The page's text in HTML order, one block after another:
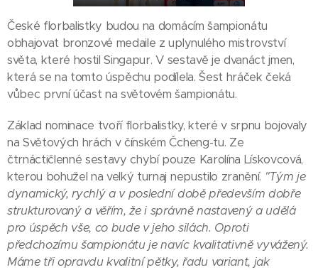
České florbalistky budou na domácím šampionátu
obhajovat bronzové medaile z uplynulého mistrovství
světa, které hostil Singapur. V sestavě je dvanáct jmen,
která se na tomto úspěchu podílela. Šest hráček čeká
vůbec první účast na světovém šampionátu.
Základ nominace tvoří florbalistky, které v srpnu bojovaly
na Světových hrách v čínském Čcheng-tu. Ze
čtrnáctičlenné sestavy chybí pouze Karolína Lískovcová,
kterou bohužel na velký turnaj nepustilo zranění. "Tým je
dynamický, rychlý a v poslední době především dobře
strukturovaný a věřím, že i správně nastavený a udělá
pro úspěch vše, co bude v jeho silách. Oproti
předchozímu šampionátu je navíc kvalitativně vyvážený.
Máme tři opravdu kvalitní pětky, řadu variant, jak